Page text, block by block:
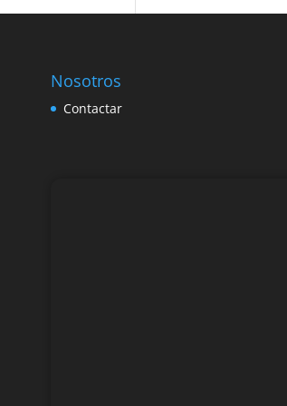
Nosotros
Contactar